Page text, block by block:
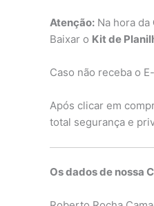
Atenção: Na hora da
Baixar o Kit de
Caso não receba o
Após clicar em
total segurança e
Os dados de nossa